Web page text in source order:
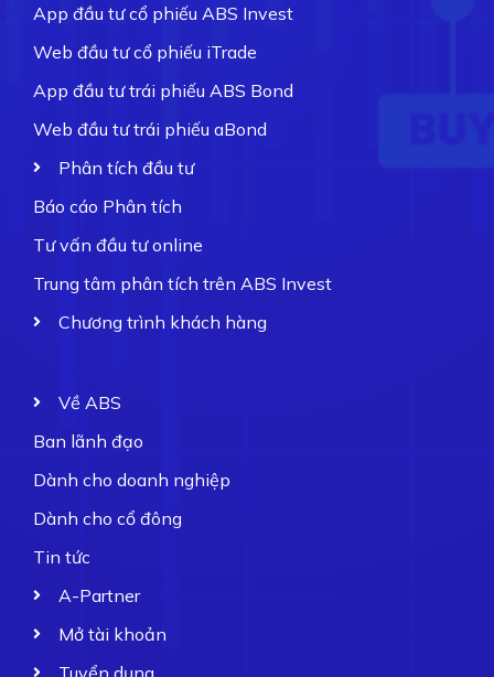
App đầu tư cổ phiếu ABS Invest
Web đầu tư cổ phiếu iTrade
App đầu tư trái phiếu ABS Bond
Web đầu tư trái phiếu aBond
Phân tích đầu tư
Báo cáo Phân tích
Tư vấn đầu tư online
Trung tâm phân tích trên ABS Invest
Chương trình khách hàng
Về ABS
Ban lãnh đạo
Dành cho doanh nghiệp
Dành cho cổ đông
Tin tức
A-Partner
Mở tài khoản
Tuyển dụng